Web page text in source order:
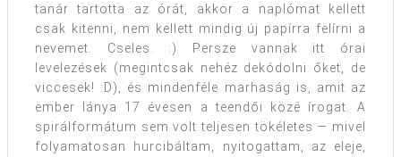
tanár tartotta az órát, akkor a naplómat kellett
csak kitenni, nem kellett mindig új papírra felírni a
nevemet. Cseles. :) Persze vannak itt órai
levelezések (megintcsak nehéz dekódolni őket, de
viccesek! :D), és mindenféle marhaság is, amit az
ember lánya 17 évesen a teendői közé írogat. A
spirálformátum sem volt teljesen tökéletes — mivel
folyamatosan hurcibáltam, nyitogattam, az eleje,